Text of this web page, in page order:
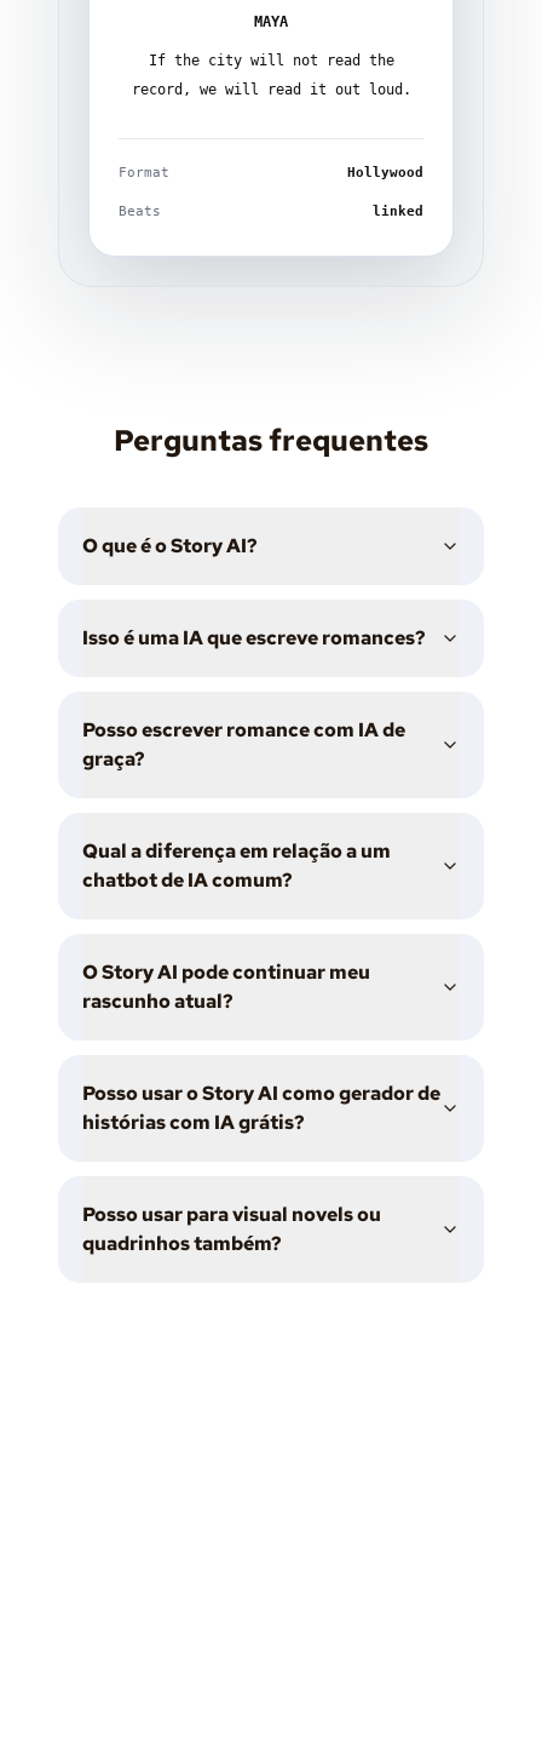
MAYA
If the city will not read the
record, we will read it out loud.
Format Hollywood
Beats linked
Perguntas frequentes
O que é o Story AI?
Isso é uma IA que escreve romances?
Posso escrever romance com IA de
graça?
Qual a diferença em relação a um
chatbot de IA comum?
O Story AI pode continuar meu
rascunho atual?
Posso usar o Story AI como gerador de
histórias com IA grátis?
Posso usar para visual novels ou
quadrinhos também?